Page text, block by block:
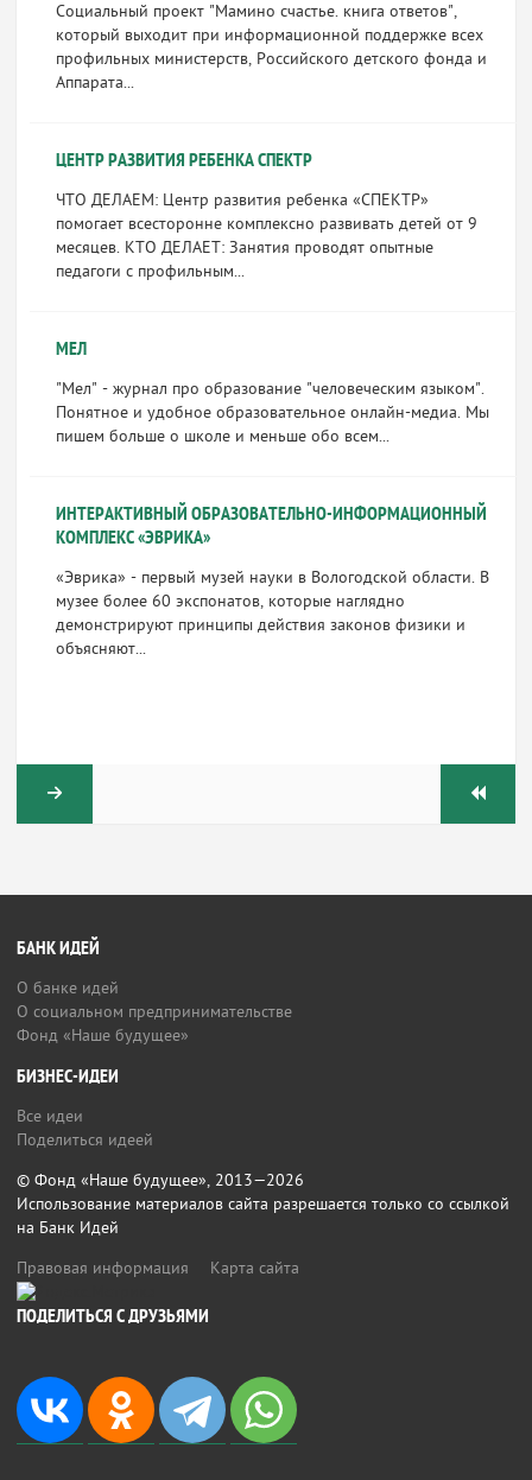
Социальный проект "Мамино счастье. книга ответов",
который выходит при информационной поддержке всех
профильных министерств, Российского детского фонда и
Аппарата...
ЦЕНТР РАЗВИТИЯ РЕБЕНКА СПЕКТР
ЧТО ДЕЛАЕМ: Центр развития ребенка «СПЕКТР»
помогает всесторонне комплексно развивать детей от 9
месяцев. КТО ДЕЛАЕТ: Занятия проводят опытные
педагоги с профильным...
МЕЛ
"Мел" - журнал про образование "человеческим языком".
Понятное и удобное образовательное онлайн-медиа. Мы
пишем больше о школе и меньше обо всем...
ИНТЕРАКТИВНЫЙ ОБРАЗОВАТЕЛЬНО-ИНФОРМАЦИОННЫЙ
КОМПЛЕКС «ЭВРИКА»
«Эврика» - первый музей науки в Вологодской области. В
музее более 60 экспонатов, которые наглядно
демонстрируют принципы действия законов физики и
объясняют...
БАНК ИДЕЙ
О банке идей
О социальном предпринимательстве
Фонд «Наше будущее»
БИЗНЕС-ИДЕИ
Все идеи
Поделиться идеей
© Фонд «Наше будущее», 2013—2026
Использование материалов сайта разрешается только со ссылкой
на Банк Идей
Правовая информация
Карта сайта
ПОДЕЛИТЬСЯ С ДРУЗЬЯМИ